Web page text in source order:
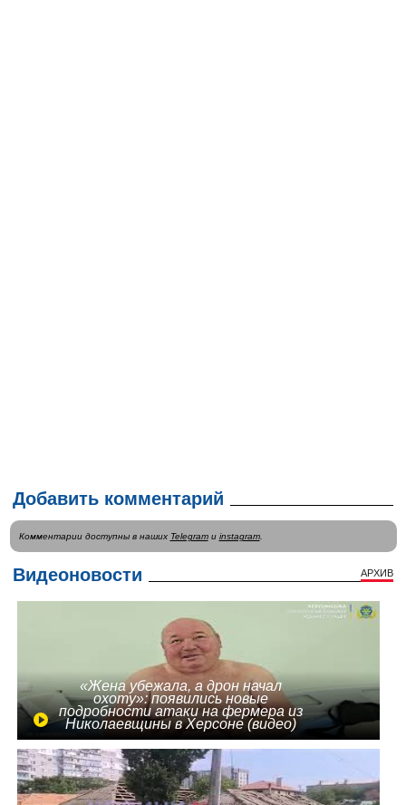
Добавить комментарий
Комментарии доступны в наших Telegramи instagram.
Видеоновости АРХИВ
«Жена убежала, а дрон начал
охоту»: появились новые
подробности атаки на фермера из
Николаевщины в Херсоне (видео)